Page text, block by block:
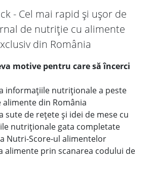
- Cel mai rapid și ușor de
de nutriție cu alimente
din România
motive pentru care să încerci
informațiile nutriționale a peste
alimente din România
sute de rețete și idei de mese cu
nutriționale gata completate
Nutri-Score-ul alimentelor
alimente prin scanarea codului de